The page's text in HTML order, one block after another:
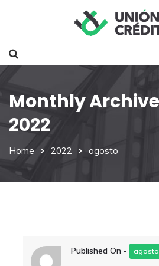
Monthly
2022
Home 2022 agosto
Published On - agosto